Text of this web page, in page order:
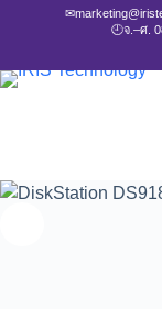
✉
🕘จ.–ศ.